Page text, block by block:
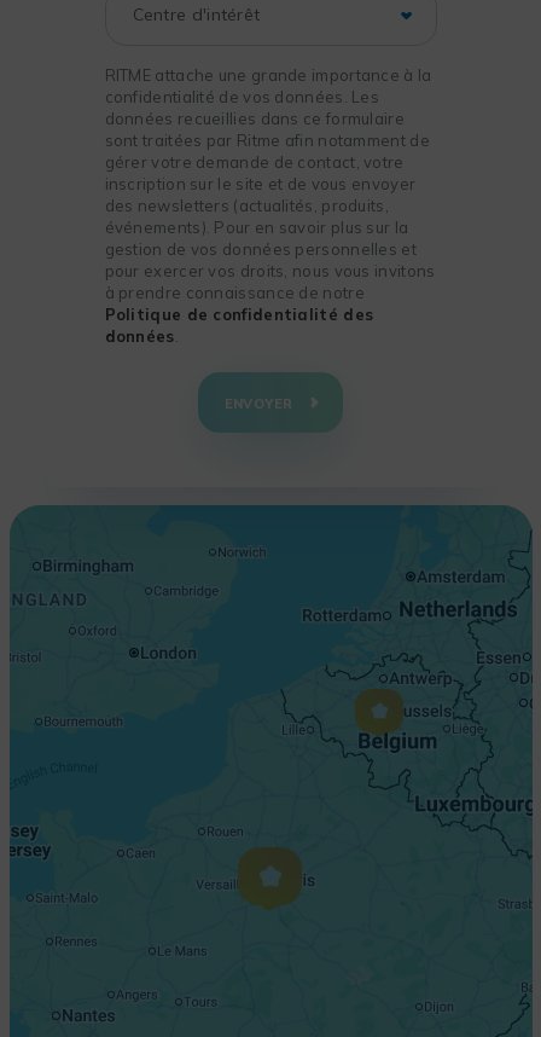
RITME attache une grande importance à la
confidentialité de vos données. Les
données recueillies dans ce formulaire
sont traitées par Ritme afin notamment de
gérer votre demande de contact, votre
inscription sur le site et de vous envoyer
des newsletters (actualités, produits,
événements). Pour en savoir plus sur la
gestion de vos données personnelles et
pour exercer vos droits, nous vous invitons
à prendre connaissance de notre
Politique de confidentialité des
données
ENVOYER